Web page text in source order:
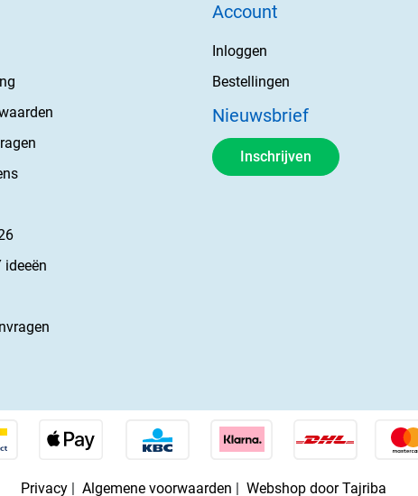
ideeën
Account
Inloggen
Bestellingen
Nieuwsbrief
Inschrijven
Privacy| Algemene voorwaarden | Webshop door Tajriba